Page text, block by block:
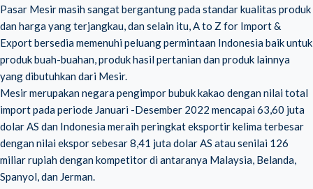
Pasar Mesir masih sangat bergantung pada standar kualitas produk
dan harga yang terjangkau, dan selain itu, A to Z for Import &
Export bersedia memenuhi peluang permintaan Indonesia baik untuk
produk buah-buahan, produk hasil pertanian dan produk lainnya
yang dibutuhkan dari Mesir.
Mesir merupakan negara pengimpor bubuk kakao dengan nilai total
import pada periode Januari -Desember 2022 mencapai 63,60 juta
dolar AS dan Indonesia meraih peringkat eksportir kelima terbesar
dengan nilai ekspor sebesar 8,41 juta dolar AS atau senilai 126
miliar rupiah dengan kompetitor di antaranya Malaysia, Belanda,
Spanyol, dan Jerman.